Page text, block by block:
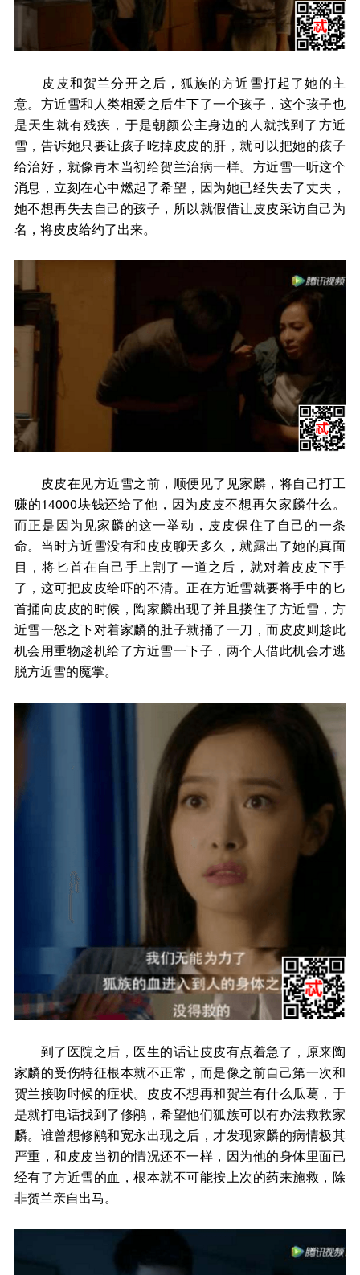
皮皮和贺兰分开之后，狐族的方近雪打起了她的主
意。方近雪和人类相爱之后生下了一个孩子，这个孩子也
是天生就有残疾，于是朝颜公主身边的人就找到了方近
雪，告诉她只要让孩子吃掉皮皮的肝，就可以把她的孩子
给治好，就像青木当初给贺兰治病一样。方近雪一听这个
消息，立刻在心中燃起了希望，因为她已经失去了丈夫，
她不想再失去自己的孩子，所以就假借让皮皮采访自己为
名，将皮皮给约了出来。
皮皮在见方近雪之前，顺便见了见家麟，将自己打工
赚的14000块钱还给了他，因为皮皮不想再欠家麟什么。
而正是因为见家麟的这一举动，皮皮保住了自己的一条
命。当时方近雪没有和皮皮聊天多久，就露出了她的真面
目，将匕首在自己手上割了一道之后，就对着皮皮下手
了，这可把皮皮给吓的不清。正在方近雪就要将手中的匕
首捅向皮皮的时候，陶家麟出现了并且搂住了方近雪，方
近雪一怒之下对着家麟的肚子就捅了一刀，而皮皮则趁此
机会用重物趁机给了方近雪一下子，两个人借此机会才逃
脱方近雪的魔掌。
到了医院之后，医生的话让皮皮有点着急了，原来陶
家麟的受伤特征根本就不正常，而是像之前自己第一次和
贺兰接吻时候的症状。皮皮不想再和贺兰有什么瓜葛，于
是就打电话找到了修鹇，希望他们狐族可以有办法救救家
麟。谁曾想修鹇和宽永出现之后，才发现家麟的病情极其
严重，和皮皮当初的情况还不一样，因为他的身体里面已
经有了方近雪的血，根本就不可能按上次的药来施救，除
非贺兰亲自出马。